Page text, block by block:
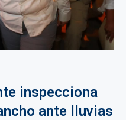
inspecciona
ante lluvias